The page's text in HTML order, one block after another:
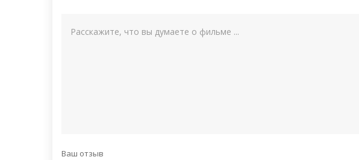
Ваш отзыв